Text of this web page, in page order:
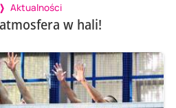
Aktualności
w hali!